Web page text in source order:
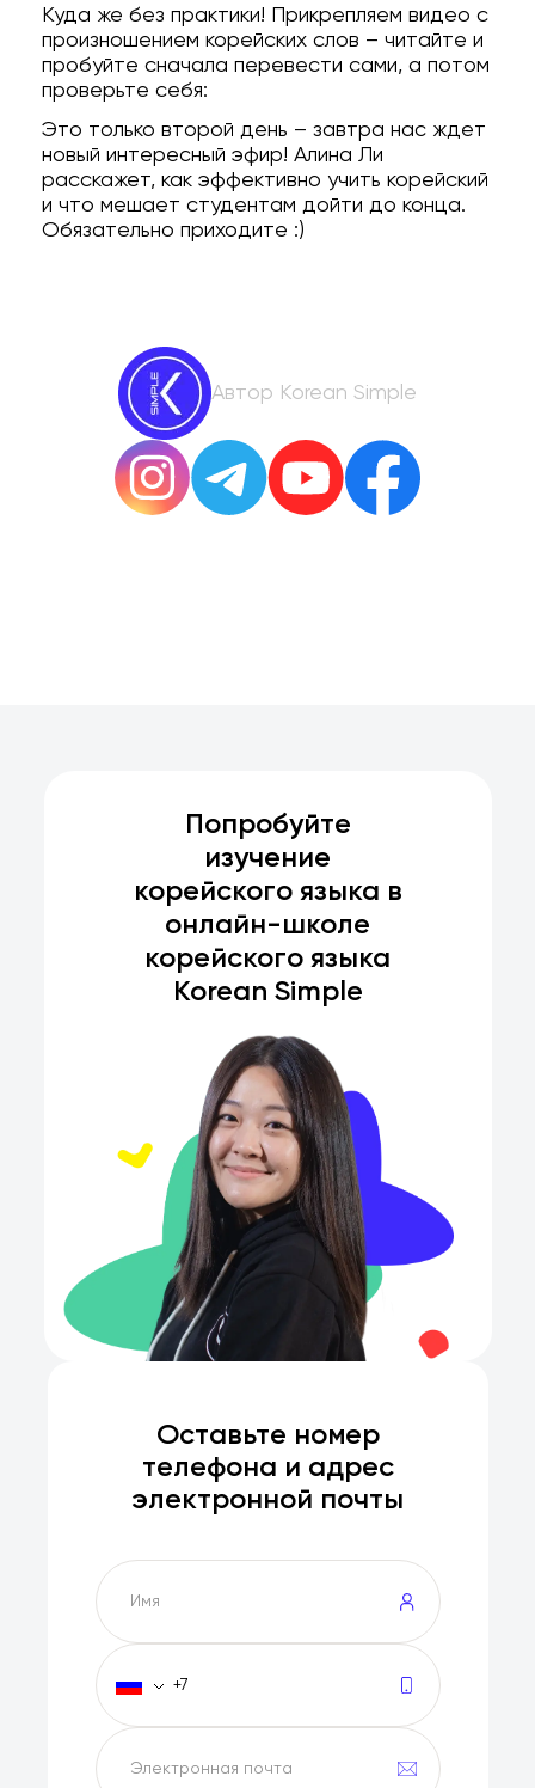
Куда же без практики! Прикрепляем видео с
произношением корейских слов – читайте и
пробуйте сначала перевести сами, а потом
проверьте себя:
Это только второй день – завтра нас ждет
новый интересный эфир! Алина Ли
расскажет, как эффективно учить корейский
и что мешает студентам дойти до конца.
Обязательно приходите :)
Автор Korean Simple
Попробуйте
изучение
корейского языка в
онлайн-школе
корейского языка
Korean Simple
Оставьте номер
телефона и адрес
электронной почты